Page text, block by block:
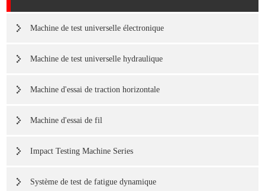
Machine de test universelle électronique
Machine de test universelle hydraulique
Machine d'essai de traction horizontale
Machine d'essai de fil
Impact Testing Machine Series
Système de test de fatigue dynamique